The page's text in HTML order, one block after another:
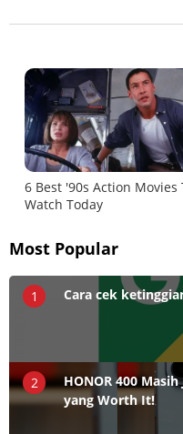
Most Popular
1 Cara cek
2
HONOR 400
yang Worth It!